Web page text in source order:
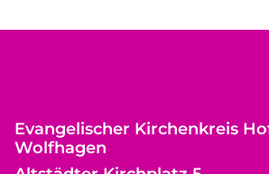
Evangelischer Kirchenkreis
Wolfhagen